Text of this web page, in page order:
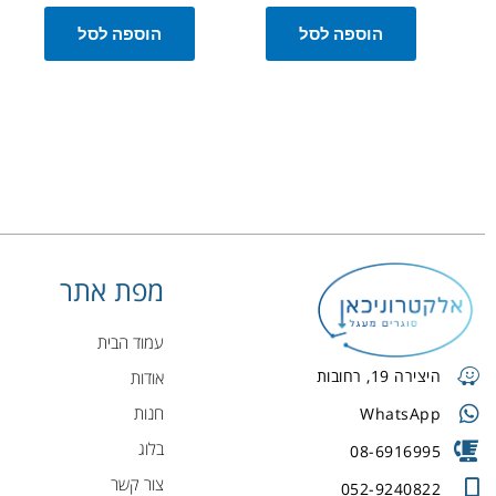
הוספה לסל הוספה לסל
היצירה 19, רחובות
WhatsApp
08-6916995
052-9240822
מפת אתר
עמוד הבית
אודות
חנות
בלוג
צור קשר